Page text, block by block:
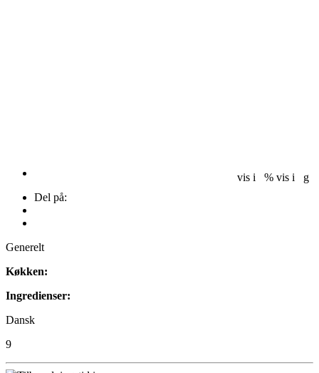
Del på:
Generelt
Køkken:
Ingredienser:
Dansk
9
vis i % vis i g